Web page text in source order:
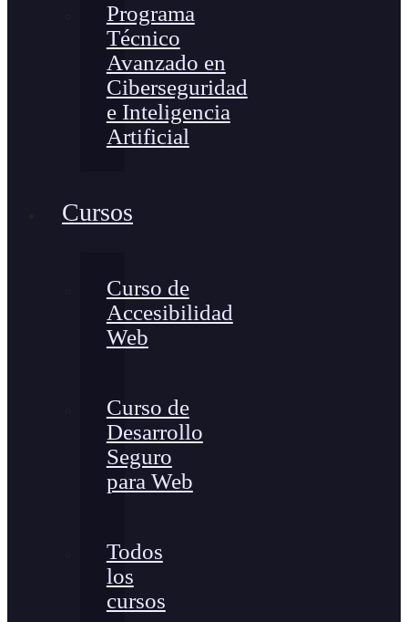
Programa
Técnico
Avanzado en
Ciberseguridad
e Inteligencia
Artificial
Cursos
Curso de
Accesibilidad
Web
Curso de
Desarrollo
Seguro
para Web
Todos
los
cursos